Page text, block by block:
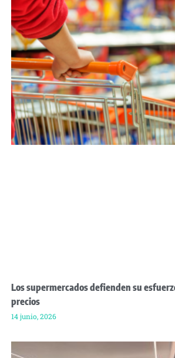
Los supermercados defienden su
precios
14 junio, 2026